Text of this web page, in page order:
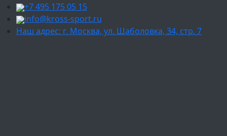
+7 495 175 05 15
info@kross-sport.ru
Наш адрес: г. Москва, ул. Шаболовка, 34, стр. 7